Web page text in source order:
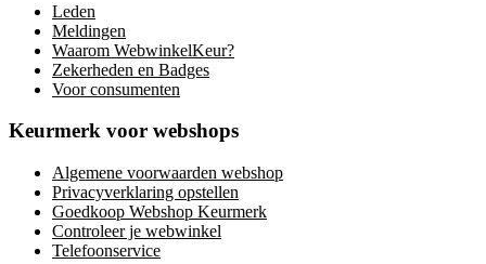
Leden
Meldingen
Waarom WebwinkelKeur?
Zekerheden en Badges
Voor consumenten
Keurmerk voor webshops
Algemene voorwaarden webshop
Privacyverklaring opstellen
Goedkoop Webshop Keurmerk
Controleer je webwinkel
Telefoonservice